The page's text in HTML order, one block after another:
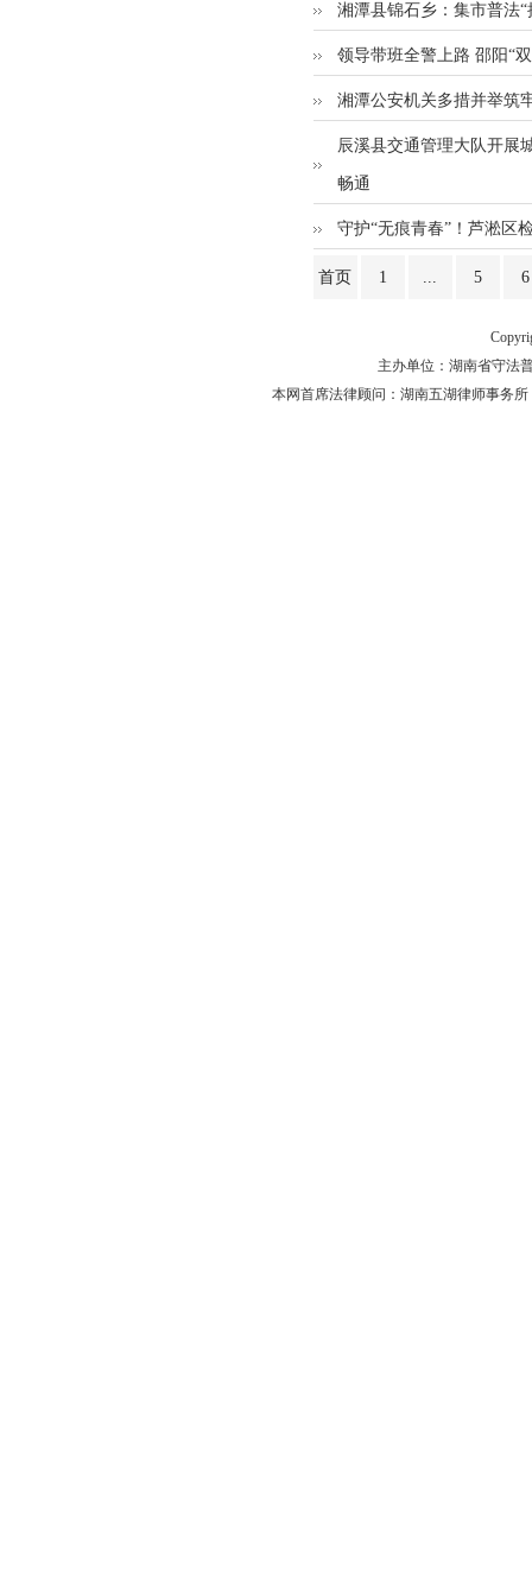
湘潭县锦石乡：集市普法
领导带班全警上路 邵阳“
湘潭公安机关多措并举筑
辰溪县交通管理大队开展
畅通
守护“无痕青春”！芦淞区
首页 1 ... 5 6
主办单位：湖南省守法
本网首席法律顾问：湖南五湖律师事务所